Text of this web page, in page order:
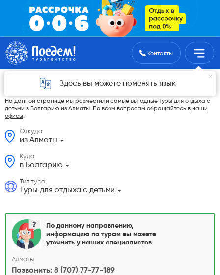
Поиск туровКонтакты
Здесь вы можете поменять язык
Туры для отдыха с детьми в Болгарию из
Алматы в 2026 году
На данной странице мы разместили самые выгодные Туры для отдыха с
детьми в Болгарию из Алматы. По всем вопросам обращайтесь в наши
офисы.
Откуда:
из Алматы
Куда:
в Болгарию
Тип тура:
Туры для отдыха с детьми
По данному направлению,
информацию по турам вы можете
уточнить у наших специалистов
Алматы
Позвонить: 8 (707) 77-77-189